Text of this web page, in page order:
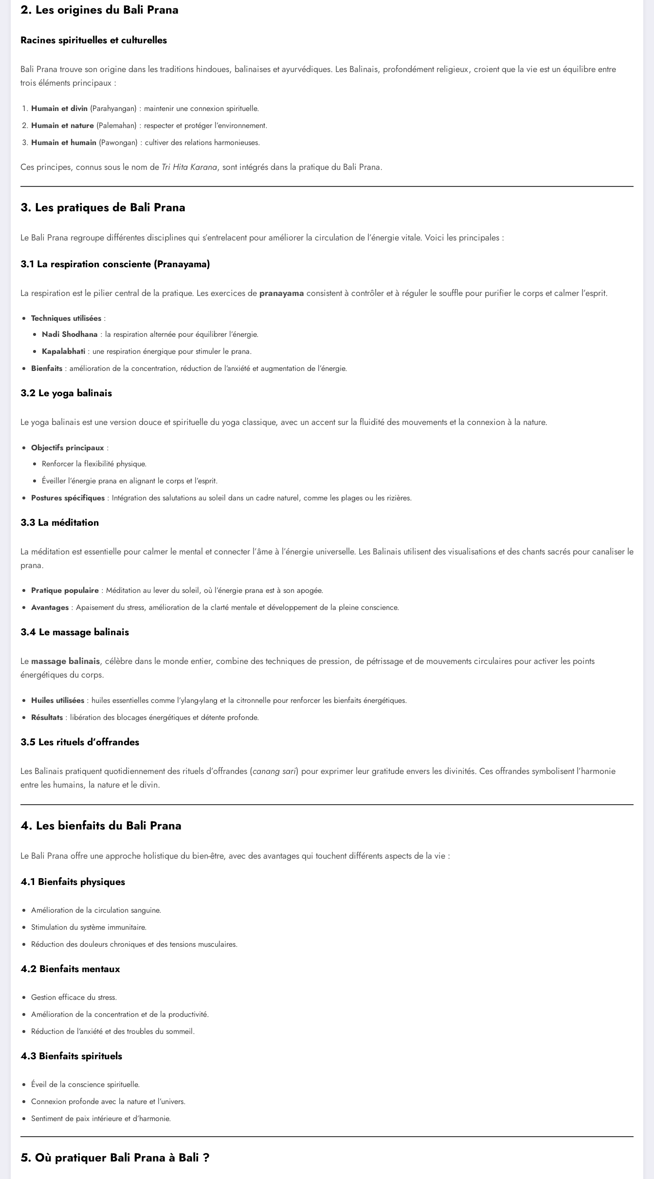
2. Les origines du Bali Prana
Racines spirituelles et culturelles
Bali Prana trouve son origine dans les traditions hindoues, balinaises et ayurvédiques. Les Balinais, profondément religieux, croient que la vie est un équilibre entre
trois éléments principaux :
Humain et divin (Parahyangan) : maintenir une connexion spirituelle.
Humain et nature (Palemahan) : respecter et protéger l’environnement.
Humain et humain (Pawongan) : cultiver des relations harmonieuses.
Ces principes, connus sous le nom de Tri Hita Karana, sont intégrés dans la pratique du Bali Prana.
3. Les pratiques de Bali Prana
Le Bali Prana regroupe différentes disciplines qui s’entrelacent pour améliorer la circulation de l’énergie vitale. Voici les principales :
3.1 La respiration consciente (Pranayama)
La respiration est le pilier central de la pratique. Les exercices de pranayama consistent à contrôler et à réguler le souffle pour purifier le corps et calmer l’esprit.
Techniques utilisées :
Nadi Shodhana : la respiration alternée pour équilibrer l’énergie.
Kapalabhati : une respiration énergique pour stimuler le prana.
Bienfaits : amélioration de la concentration, réduction de l’anxiété et augmentation de l’énergie.
3.2 Le yoga balinais
Le yoga balinais est une version douce et spirituelle du yoga classique, avec un accent sur la fluidité des mouvements et la connexion à la nature.
Objectifs principaux :
Renforcer la flexibilité physique.
Éveiller l’énergie prana en alignant le corps et l’esprit.
Postures spécifiques : Intégration des salutations au soleil dans un cadre naturel, comme les plages ou les rizières.
3.3 La méditation
La méditation est essentielle pour calmer le mental et connecter l’âme à l’énergie universelle. Les Balinais utilisent des visualisations et des chants sacrés pour canaliser le
prana.
Pratique populaire : Méditation au lever du soleil, où l’énergie prana est à son apogée.
Avantages : Apaisement du stress, amélioration de la clarté mentale et développement de la pleine conscience.
3.4 Le massage balinais
Le massage balinais, célèbre dans le monde entier, combine des techniques de pression, de pétrissage et de mouvements circulaires pour activer les points
énergétiques du corps.
Huiles utilisées : huiles essentielles comme l’ylang-ylang et la citronnelle pour renforcer les bienfaits énergétiques.
Résultats : libération des blocages énergétiques et détente profonde.
3.5 Les rituels d’offrandes
Les Balinais pratiquent quotidiennement des rituels d’offrandes (canang sari) pour exprimer leur gratitude envers les divinités. Ces offrandes symbolisent l’harmonie
entre les humains, la nature et le divin.
4. Les bienfaits du Bali Prana
Le Bali Prana offre une approche holistique du bien-être, avec des avantages qui touchent différents aspects de la vie :
4.1 Bienfaits physiques
Amélioration de la circulation sanguine.
Stimulation du système immunitaire.
Réduction des douleurs chroniques et des tensions musculaires.
4.2 Bienfaits mentaux
Gestion efficace du stress.
Amélioration de la concentration et de la productivité.
Réduction de l’anxiété et des troubles du sommeil.
4.3 Bienfaits spirituels
Éveil de la conscience spirituelle.
Connexion profonde avec la nature et l’univers.
Sentiment de paix intérieure et d’harmonie.
5. Où pratiquer Bali Prana à Bali ?